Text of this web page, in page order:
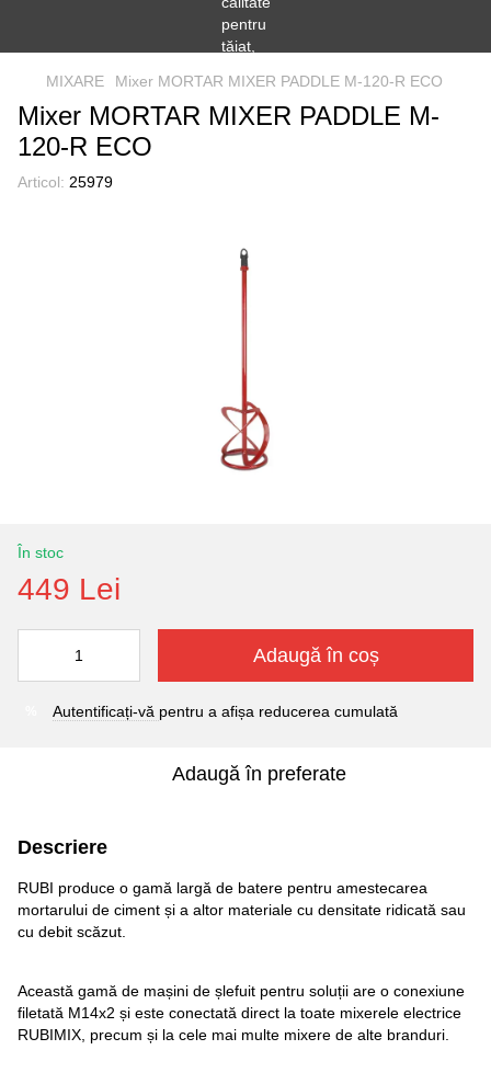
MIXARE Mixer MORTAR MIXER PADDLE M-120-R ECO
Mixer MORTAR MIXER PADDLE M-
120-R ECO
Articol: 25979
În stoc
449 Lei
Adaugă în coș
Autentificați-vă pentru a afișa reducerea cumulată
Adaugă în preferate
Descriere
RUBI produce o gamă largă de batere pentru amestecarea
mortarului de ciment și a altor materiale cu densitate ridicată sau
cu debit scăzut.
Această gamă de mașini de șlefuit pentru soluții are o conexiune
filetată M14x2 și este conectată direct la toate mixerele electrice
RUBIMIX, precum și la cele mai multe mixere de alte branduri.